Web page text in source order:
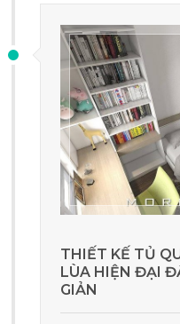
THIẾT KẾ TỦ
LÙA HIỆN ĐẠI
GIẢN